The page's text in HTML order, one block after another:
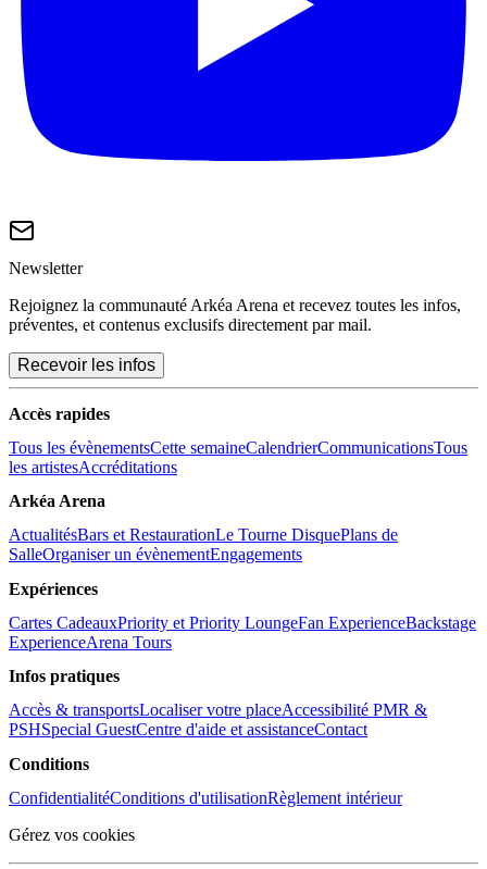
Newsletter
Rejoignez la communauté Arkéa Arena et recevez toutes les infos,
préventes, et contenus exclusifs directement par mail.
Recevoir les infos
Accès rapides
Tous les évènementsCette semaineCalendrierCommunicationsTous
les artistesAccréditations
Arkéa Arena
ActualitésBars et RestaurationLe Tourne DisquePlans de
SalleOrganiser un évènementEngagements
Expériences
Cartes CadeauxPriority et Priority LoungeFan ExperienceBackstage
ExperienceArena Tours
Infos pratiques
Accès & transportsLocaliser votre placeAccessibilité PMR &
PSHSpecial GuestCentre d'aide et assistanceContact
Conditions
ConfidentialitéConditions d'utilisationRèglement intérieur
Gérez vos cookies